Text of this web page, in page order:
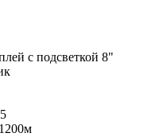
с подсветкой 8"